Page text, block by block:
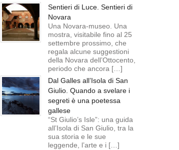
Sentieri di Luce. Sentieri di
Novara
Una Novara-museo. Una
mostra, visitabile fino al 25
settembre prossimo, che
regala alcune suggestioni
della Novara dell’Ottocento,
periodo che ancora […]
Dal Galles all’Isola di San
Giulio. Quando a svelare i
segreti è una poetessa
gallese
“St Giulio’s Isle”: una guida
all’Isola di San Giulio, tra la
sua storia e le sue
leggende, l’arte e i […]